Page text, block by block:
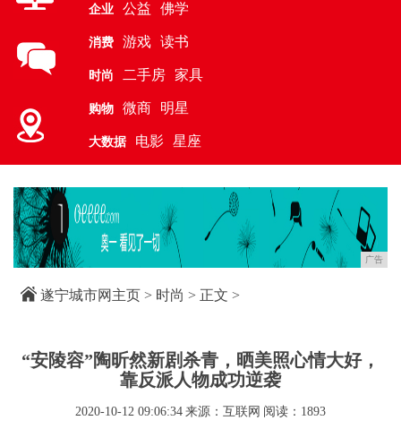
企业 公益 佛学
消费 游戏 读书
时尚 二手房 家具
购物 微商 明星
大数据 电影 星座
广告
遂宁城市网主页 > 时尚 > 正文 >
“安陵容”陶昕然新剧杀青，晒美照心情大好，
靠反派人物成功逆袭
2020-10-12 09:06:34 来源：互联网 阅读：1893